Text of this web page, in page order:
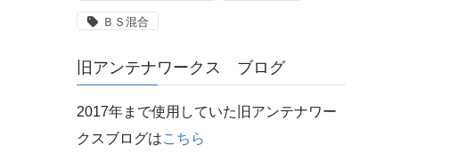
ＢＳ混合
旧アンテナワークス ブログ
2017年まで使用していた旧アンテナワー
クスブログはこちら